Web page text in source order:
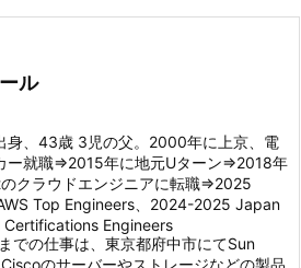
ル
身、43歳 3児の父。2000年に上京、電
ー就職⇒2015年に地元Uターン⇒2018年
クラウドエンジニアに転職⇒2025
Top Engineers、2024-2025 Japan
Certifications Engineers
での仕事は、東京都府中市にてSun